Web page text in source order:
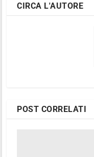
CIRCA L'AUTORE
POST CORRELATI